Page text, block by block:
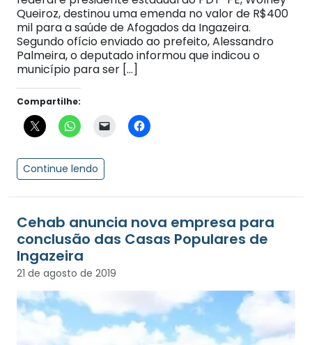
Queiroz, destinou uma emenda no valor de R$400
mil para a saúde de Afogados da Ingazeira.
Segundo ofício enviado ao prefeito, Alessandro
Palmeira, o deputado informou que indicou o
município para ser […]
Compartilhe:
Continue lendo
Cehab anuncia nova empresa para
conclusão das Casas Populares de
Ingazeira
21 de agosto de 2019